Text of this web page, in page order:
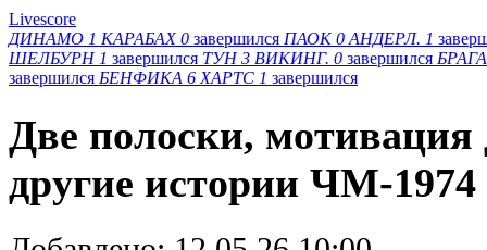
Livescore
ДИНАМО 1 КАРАБАХ 0 завершился ПАОК 0 АНДЕРЛ. 1
ШЕЛБУРН 1 завершился ТУН 3 ВИКИНГ. 0 завершился БРАГА
завершился БЕНФИКА 6 ХАРТС 1 завершился
Две полоски, мотивация
другие истории ЧМ-1974